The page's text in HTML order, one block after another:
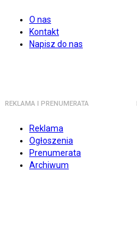
O nas
Kontakt
Napisz do nas
REKLAMA I PRENUMERATA
Reklama
Ogłoszenia
Prenumerata
Archiwum